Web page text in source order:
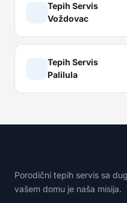
Tepih Servis
Voždovac
Tepih Servis
Palilula
Porodični tepih servis sa
vašem domu je naša misija.